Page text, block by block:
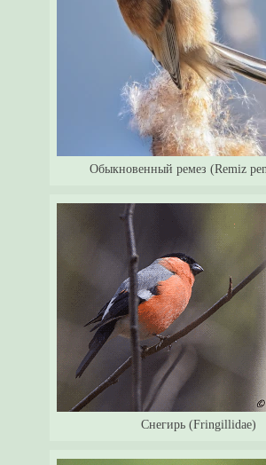
Обыкновенный ремез (Remiz
Снегирь (Fringillidae)